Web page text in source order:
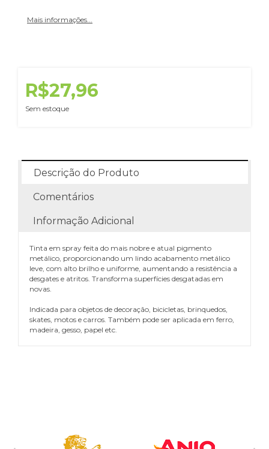
Mais informações...
R$27,96
Sem estoque
Descrição do Produto
Comentários
Informação Adicional
Tinta em spray feita do mais nobre e atual pigmento
metálico, proporcionando um lindo acabamento metálico
leve, com alto brilho e uniforme, aumentando a resistência a
desgates e atritos. Transforma superfícies desgatadas em
novas.
Indicada para objetos de decoração, bicicletas, brinquedos,
skates, motos e carros. Também pode ser aplicada em ferro,
madeira, gesso, papel etc.